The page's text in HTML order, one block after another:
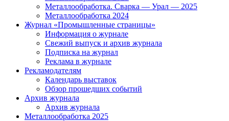
Металлообработка. Сварка — Урал — 2025
Металлообработка 2024
Журнал «Промышленные страницы»
Информация о журнале
Свежий выпуск и архив журнала
Подписка на журнал
Реклама в журнале
Рекламодателям
Календарь выставок
Обзор прошедших событий
Архив журнала
Архив журнала
Металлообработка 2025